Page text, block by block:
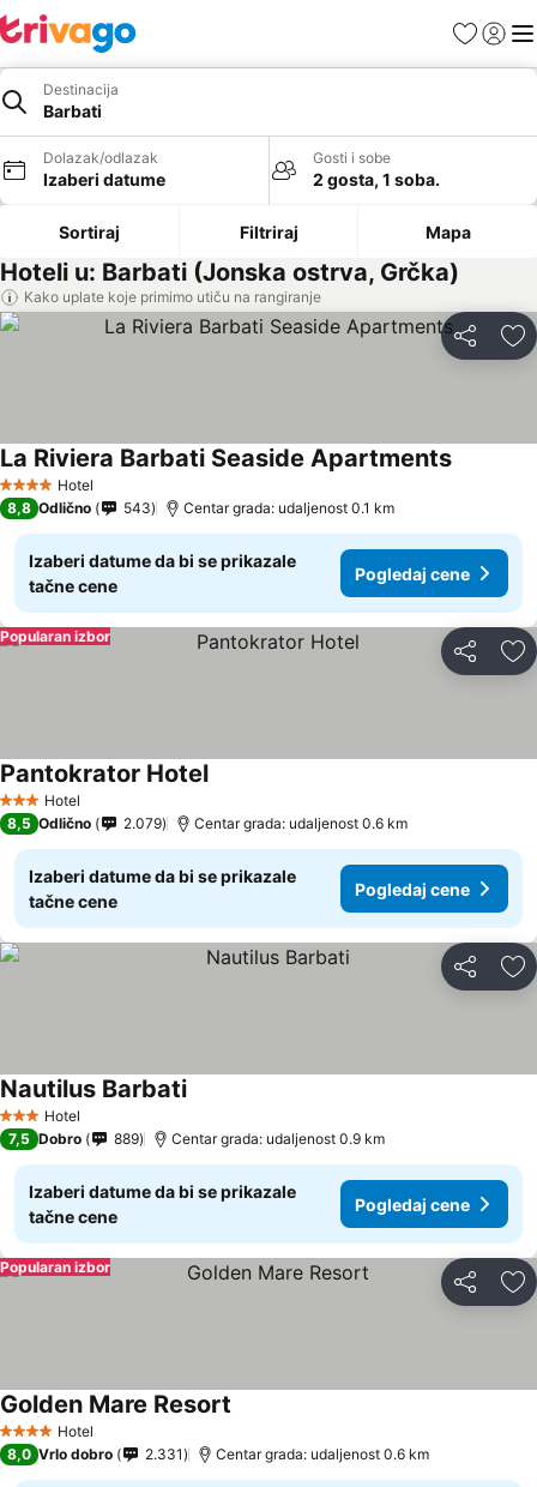
FavoritiPrijavi
Destinacija
Barbati
Dolazak/odlazak
Izaberi datume
Gosti i sobe
2 gosta, 1 soba.
Sortiraj Filtriraj Mapa
Hoteli u: Barbati (Jonska ostrva, Grčka)
Kako uplate koje primimo utiču na rangiranje
Deli
4 ZvezdiceHotel
La Riviera Barbati Seaside ApartmentsPogledaj
8,8 Odlično 543 Centar grada: udaljenost 0.1 km
Izaberi datume da bi se prikazale
tačne cene
Pogledaj cene
Deli
Popularan izbor
3 Zvezdice
Hotel
Pantokrator HotelPogledaj cene
8,5 Odlično 2.079 Centar grada: udaljenost 0.6 km
Izaberi datume da bi se prikazale
tačne cene
Pogledaj cene
Deli
3 Zvezdice
Hotel
Nautilus BarbatiPogledaj cene
7,5 Dobro 889 Centar grada: udaljenost 0.9 km
Izaberi datume da bi se prikazale
tačne cene
Pogledaj cene
Deli
Popularan izbor
4 ZvezdiceHotel
Golden Mare Resort
8,0 Vrlo dobro 2.331 Centar grada: udaljenost 0.6 km